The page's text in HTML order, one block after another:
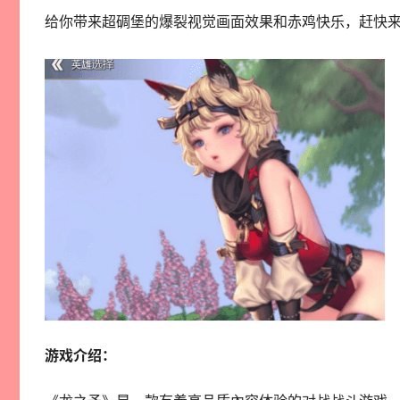
给你带来超碉堡的爆裂视觉画面效果和赤鸡快乐，赶快来
游戏介绍：